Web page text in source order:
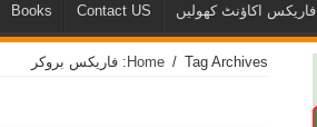
Books Contact US فاريكس اكاؤنٹ كھوليں
Home / Tag Archives: فاریکس بروکر